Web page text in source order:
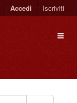
Accedi Iscriviti